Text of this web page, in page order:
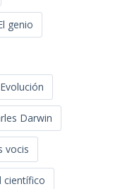
genio
Evolución
Darwin
vocis
científico